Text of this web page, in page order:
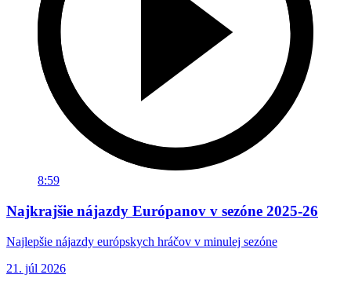
8:59
Najkrajšie nájazdy Európanov v sezóne 2025-26
Najlepšie nájazdy európskych hráčov v minulej sezóne
21. júl 2026